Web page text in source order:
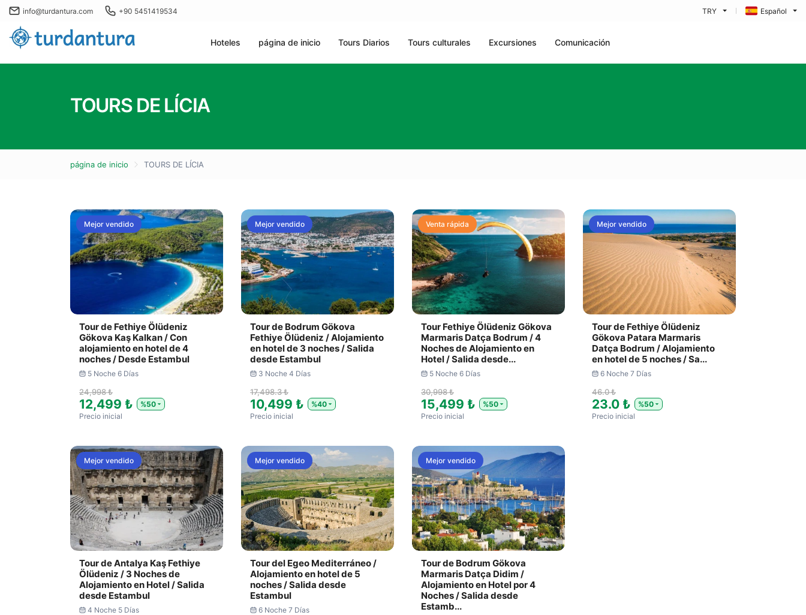
info@turdantura.com +90 5451419534 TRY Español
Hoteles página de inicio Tours Diarios Tours culturales Excursiones Comunicación
TOURS DE LÍCIA
página de inicio TOURS DE LÍCIA
Mejor vendido
Tour de Fethiye Ölüdeniz
Gökova Kaş Kalkan / Con
alojamiento en hotel de 4
noches / Desde Estambul
5 Noche 6 Días
24,998 ₺
12,499 ₺
%50
Precio inicial
Mejor vendido
Tour de Bodrum Gökova
Fethiye Ölüdeniz / Alojamiento
en hotel de 3 noches / Salida
desde Estambul
3 Noche 4 Días
17,498.3 ₺
10,499 ₺
%40
Precio inicial
Venta rápida
Tour Fethiye Ölüdeniz Gökova
Marmaris Datça Bodrum / 4
Noches de Alojamiento en
Hotel / Salida desde...
5 Noche 6 Días
30,998 ₺
15,499 ₺
%50
Precio inicial
Mejor vendido
Tour de Fethiye Ölüdeniz
Gökova Patara Marmaris
Datça Bodrum / Alojamiento
en hotel de 5 noches / Sa...
6 Noche 7 Días
46.0 ₺
23.0 ₺
%50
Precio inicial
Mejor vendido
Tour de Antalya Kaş Fethiye
Ölüdeniz / 3 Noches de
Alojamiento en Hotel / Salida
desde Estambul
4 Noche 5 Días
Mejor vendido
Tour del Egeo Mediterráneo /
Alojamiento en hotel de 5
noches / Salida desde
Estambul
6 Noche 7 Días
Mejor vendido
Tour de Bodrum Gökova
Marmaris Datça Didim /
Alojamiento en Hotel por 4
Noches / Salida desde
Estamb...